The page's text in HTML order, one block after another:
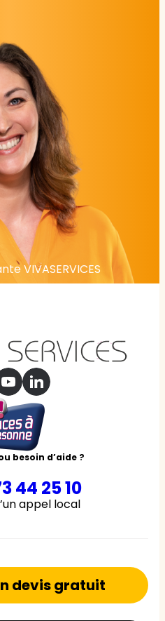
VIVASERVICES
besoin d’aide ?
44 25 10
appel local
devis gratuit